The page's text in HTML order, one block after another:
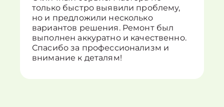
только быстро выявили проблему,
но и предложили несколько
вариантов решения. Ремонт был
выполнен аккуратно и качественно.
Спасибо за профессионализм и
внимание к деталям!